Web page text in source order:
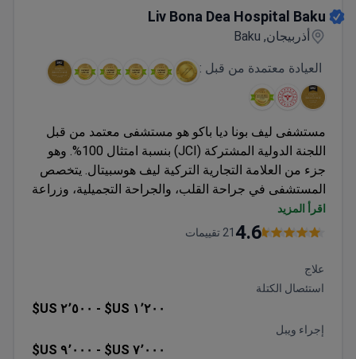
Liv Bona Dea Hospital Baku
أذربيجان, Baku
العيادة معتمدة من قبل :
مستشفى ليف بونا ديا باكو هو مستشفى معتمد من قبل
اللجنة الدولية المشتركة (JCI) بنسبة امتثال 100%. وهو
جزء من العلامة التجارية التركية ليف هوسبيتال. يتخصص
المستشفى في جراحة القلب، والجراحة التجميلية، وزراعة
الأعضاء، والفحوصات الطبية الشاملة.
يعالج 200,000 مريض سنوياً.
ومركز التميز في جراحة القولون والمستقيم.
للفحوصات الشاملة، والجراحة التجميلية، وعمليات
التلقيح الصناعي (IVF).
يوفر للمرضى الدوليين دعم الفواتير، والترجمة،
اقرأ المزيد
4.6 21 تقييمات
علاج
استئصال الكتلة
١٬٢٠٠ US$ - ٢٬٥٠٠ US$
إجراء ويبل
٧٬٠٠٠ US$ - ٩٬٠٠٠ US$